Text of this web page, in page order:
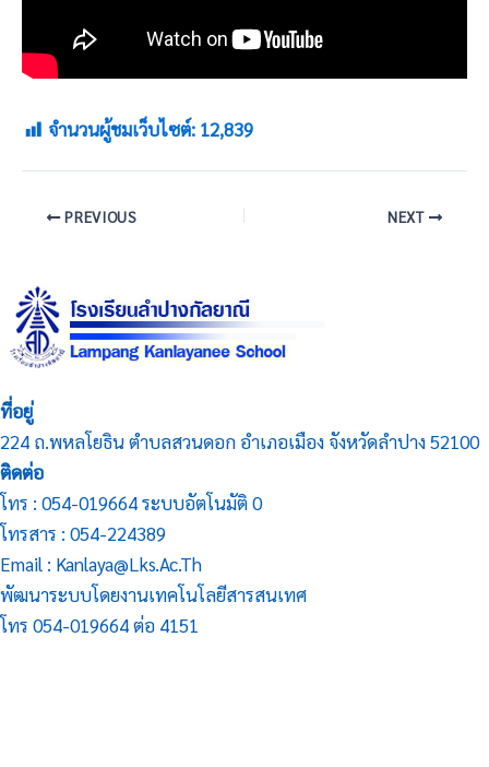
จำนวนผู้ชมเว็บไซต์: 12,839
PREVIOUS NEXT
ที่อยู่
224 ถ.พหลโยธิน ตำบลสวนดอก อำเภอเมือง จังหวัดลำปาง 52100
ติดต่อ
โทร : 054-019664 ระบบอัตโนมัติ 0
โทรสาร : 054-224389
Email : Kanlaya@lks.ac.th
พัฒนาระบบโดยงานเทคโนโลยีสารสนเทศ
โทร 054-019664 ต่อ 4151